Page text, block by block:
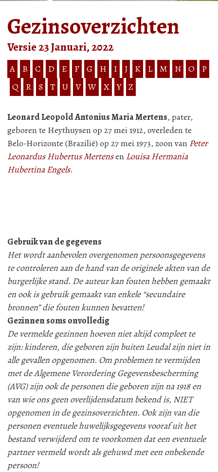
Gezinsoverzichten
Versie 23 Januari, 2022
A B C D E F G H I J K L M N O
P
Q
R S T U V W X Y Z
Leonard Leopold Antonius Maria Mertens, pater,
geboren te Heythuysen op 27 mei 1912, overleden te
Belo-Horizonte (Brazilië) op 27 mei 1973, zoon van Peter
Leonardus Hubertus Mertensen Louisa Hermania
Hubertina Engels.
Gebruik van de gegevens
Het wordt aanbevolen overgenomen persoonsgegevens
te controleren aan de hand van de originele akten van de
burgerlijke stand. De auteur kan fouten hebben gemaakt
en ook is gebruik gemaakt van enkele “secundaire
bronnen” die fouten kunnen bevatten!
Gezinnen soms onvolledig
De vermelde gezinnen hoeven niet altijd compleet te
zijn: kinderen, die geboren zijn buiten Leudal zijn niet in
alle gevallen opgenomen. Om problemen te vermijden
met de Algemene Verordering Gegevensbescherming
(AVG) zijn ook de personen die geboren zijn na 1918 en
van wie ons geen overlijdensdatum bekend is, NIET
opgenomen in de gezinsoverzichten. Ook zijn van die
personen eventuele huwelijksgegevens vooraf uit het
bestand verwijderd om te voorkomen dat een eventuele
partner vermeld wordt als gehuwd met een onbekende
persoon!